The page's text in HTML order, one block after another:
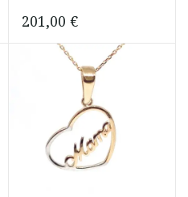
201,00 €